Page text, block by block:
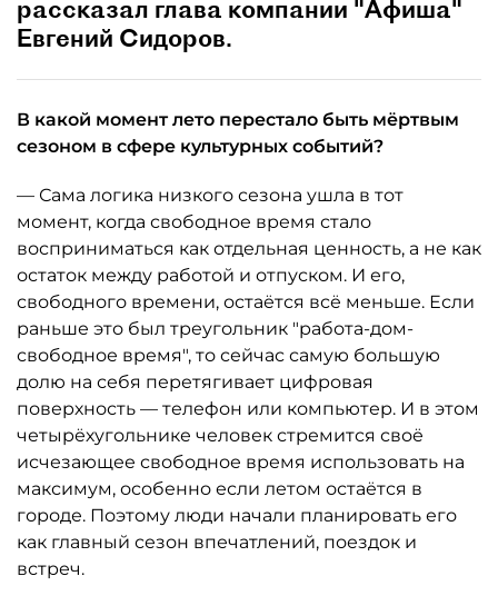
рассказал глава компании "Афиша"
Евгений Сидоров.
В какой момент лето перестало быть мёртвым
сезоном в сфере культурных событий?
— Сама логика низкого сезона ушла в тот
момент, когда свободное время стало
восприниматься как отдельная ценность, а не как
остаток между работой и отпуском. И его,
свободного времени, остаётся всё меньше. Если
раньше это был треугольник "работа-дом-
свободное время", то сейчас самую большую
долю на себя перетягивает цифровая
поверхность — телефон или компьютер. И в этом
четырёхугольнике человек стремится своё
исчезающее свободное время использовать на
максимум, особенно если летом остаётся в
городе. Поэтому люди начали планировать его
как главный сезон впечатлений, поездок и
встреч.